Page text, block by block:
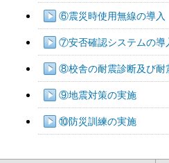
⑥震災時使用無線の導入
⑦安否確認システムの導
⑧校舎の耐震診断及び耐
⑨地震対策の実施
⑩防災訓練の実施